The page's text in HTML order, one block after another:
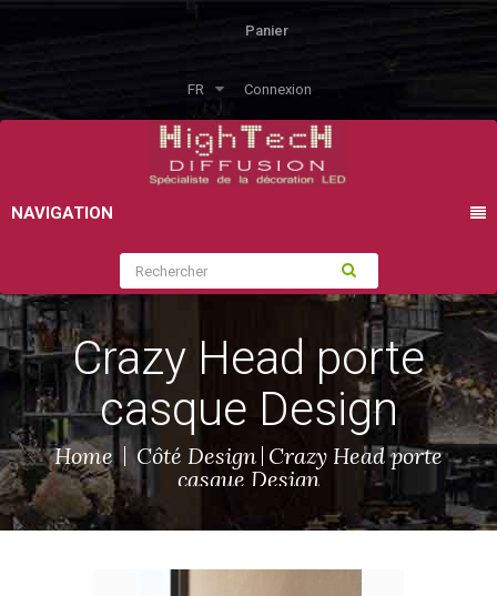
Panier
FR Connexion
NAVIGATION
Crazy Head porte
casque Design
Home Côté Design Crazy Head porte
casque Design